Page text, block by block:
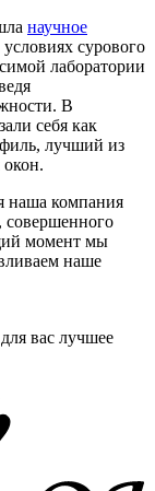
научное
сурового
лаборатории
В
себя как
лучший из
наша компания
совершенного
момент мы
наше
вас лучшее